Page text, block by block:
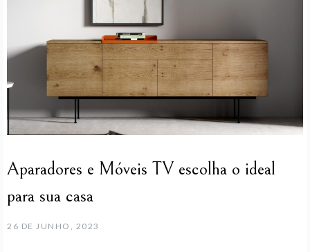
Aparadores e Móveis TV escolha o ideal
para sua casa
26 DE JUNHO, 2023